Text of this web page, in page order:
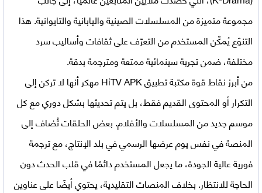
مجموعة متميزة من المسلسلات الصينية واليابانية والتايوانية. هذا
التنوّع يُمكّن المستخدم من التعرّف على ثقافات وأساليب سرد
مختلفة، ضمن تجربة سينمائية ممتعة ومترجمة بدقة.
من أبرز نقاط قوة مكتبةتطبيق HiTV APK مهكر
أنها لا تركن إلى
التكرار أو المحتوى القديم فقط، بل يتم تحديثها بشكل دوري مع كل
موسم جديد من المسلسلات والأفلام. بعض الحلقات تُضاف إلى
المنصة في نفس يوم عرضها الرسمي في بلد الإنتاج، مع ترجمة
فورية عالية الجودة، ما يجعل المستخدم دائمًا في قلب الحدث دون
الحاجة للانتظار. بخلاف المنصات التقليدية، يحتوي أيضًا على عناوين